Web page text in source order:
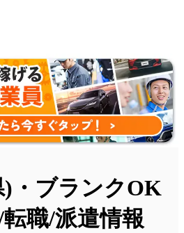
・ブランクOK
職/派遣情報